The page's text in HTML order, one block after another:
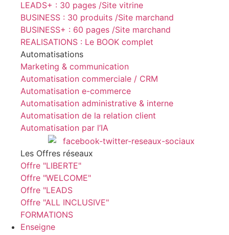
LEADS+ : 30 pages /Site vitrine
BUSINESS : 30 produits /Site marchand
BUSINESS+ : 60 pages /Site marchand
REALISATIONS : Le BOOK complet
Automatisations
Marketing & communication
Automatisation commerciale / CRM
Automatisation e-commerce
Automatisation administrative & interne
Automatisation de la relation client
Automatisation par l’IA
Les Offres réseaux
Offre "LIBERTE"
Offre "WELCOME"
Offre "LEADS
Offre "ALL INCLUSIVE"
FORMATIONS
Enseigne